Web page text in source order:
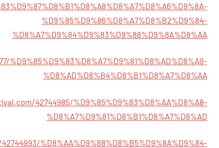
%D9%85%D9%86%D8%A7%D8%B2%D9%84-
%D8%A7%D9%84%D9%83%D9%88%D9%8A%D8%AA
%D8%AD%D8%B4%D8%B1%D8%A7%D8%AA
42744985/%D9%85%D9%83%D8%AA%D8%A8-
%D8%A7%D9%81%D8%B1%D8%A7%D8%AD
%D8%AA%D9%88%D8%B5%D9%8A%D9%84-